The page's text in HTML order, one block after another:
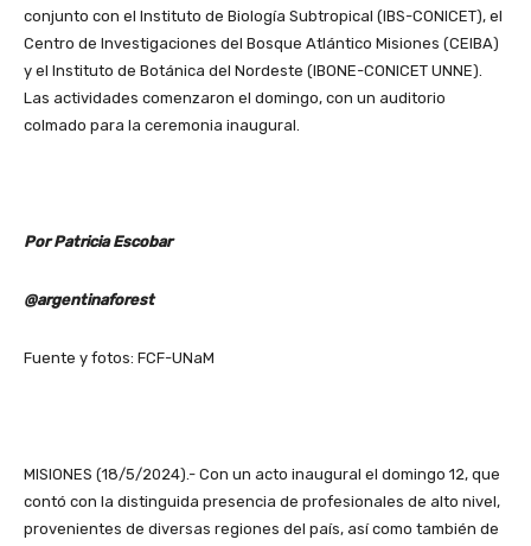
conjunto con el Instituto de Biología Subtropical (IBS-CONICET), el
Centro de Investigaciones del Bosque Atlántico Misiones (CEIBA)
y el Instituto de Botánica del Nordeste (IBONE-CONICET UNNE).
Las actividades comenzaron el domingo, con un auditorio
colmado para la ceremonia inaugural.
Por Patricia Escobar
@argentinaforest
Fuente y fotos: FCF-UNaM
MISIONES (18/5/2024).- Con un acto inaugural el domingo 12, que
contó con la distinguida presencia de profesionales de alto nivel,
provenientes de diversas regiones del país, así como también de